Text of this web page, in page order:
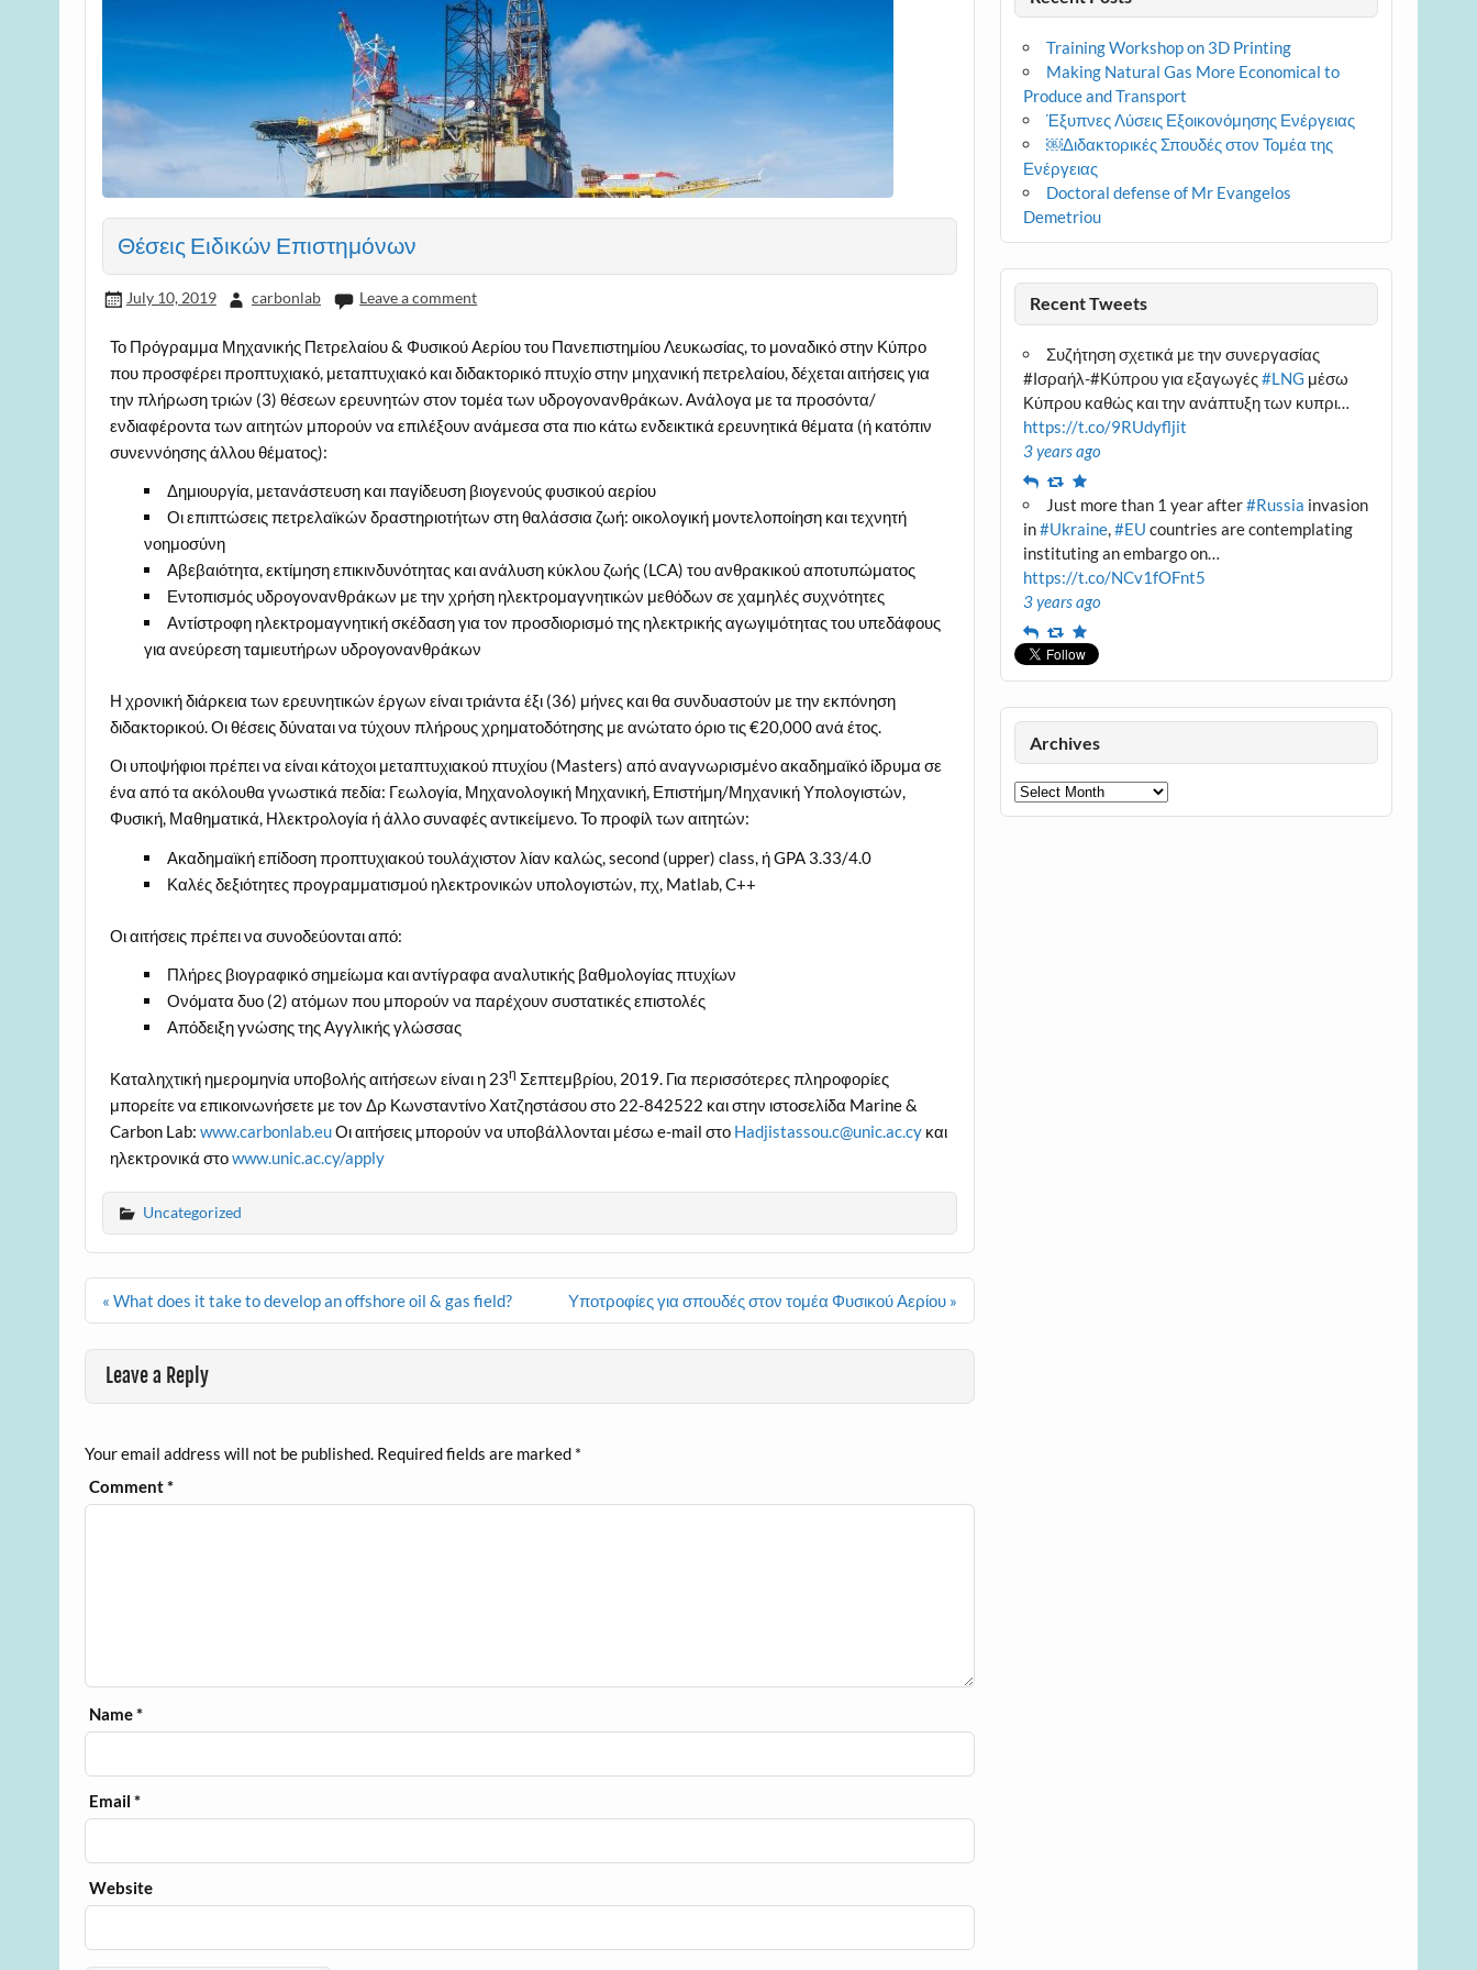
Θέσεις Ειδικών Επιστημόνων
July 10, 2019 carbonlab Leave a comment
Το Πρόγραμμα Μηχανικής Πετρελαίου & Φυσικού Αερίου του Πανεπιστημίου Λευκωσίας, το μοναδικό στην Κύπρο
που προσφέρει προπτυχιακό, μεταπτυχιακό και διδακτορικό πτυχίο στην μηχανική πετρελαίου, δέχεται αιτήσεις για
την πλήρωση τριών (3) θέσεων ερευνητών στον τομέα των υδρογονανθράκων. Ανάλογα με τα προσόντα/
ενδιαφέροντα των αιτητών μπορούν να επιλέξουν ανάμεσα στα πιο κάτω ενδεικτικά ερευνητικά θέματα (ή κατόπιν
συνεννόησης άλλου θέματος):
Δημιουργία, μετανάστευση και παγίδευση βιογενούς φυσικού αερίου
Οι επιπτώσεις πετρελαϊκών δραστηριοτήτων στη θαλάσσια ζωή: οικολογική μοντελοποίηση και τεχνητή
νοημοσύνη
Αβεβαιότητα, εκτίμηση επικινδυνότητας και ανάλυση κύκλου ζωής (LCA) του ανθρακικού αποτυπώματος
Εντοπισμός υδρογονανθράκων με την χρήση ηλεκτρομαγνητικών μεθόδων σε χαμηλές συχνότητες
Αντίστροφη ηλεκτρομαγνητική σκέδαση για τον προσδιορισμό της ηλεκτρικής αγωγιμότητας του υπεδάφους
για ανεύρεση ταμιευτήρων υδρογονανθράκων
Η χρονική διάρκεια των ερευνητικών έργων είναι τριάντα έξι (36) μήνες και θα συνδυαστούν με την εκπόνηση
διδακτορικού. Οι θέσεις δύναται να τύχουν πλήρους χρηματοδότησης με ανώτατο όριο τις €20,000 ανά έτος.
Οι υποψήφιοι πρέπει να είναι κάτοχοι μεταπτυχιακού πτυχίου (Masters) από αναγνωρισμένο ακαδημαϊκό ίδρυμα σε
ένα από τα ακόλουθα γνωστικά πεδία: Γεωλογία, Μηχανολογική Μηχανική, Επιστήμη/Μηχανική Υπολογιστών,
Φυσική, Μαθηματικά, Ηλεκτρολογία ή άλλο συναφές αντικείμενο. Το προφίλ των αιτητών:
Ακαδημαϊκή επίδοση προπτυχιακού τουλάχιστον λίαν καλώς, second (upper) class, ή GPA 3.33/4.0
Καλές δεξιότητες προγραμματισμού ηλεκτρονικών υπολογιστών, πχ, Matlab, C++
Οι αιτήσεις πρέπει να συνοδεύονται από:
Πλήρες βιογραφικό σημείωμα και αντίγραφα αναλυτικής βαθμολογίας πτυχίων
Ονόματα δυο (2) ατόμων που μπορούν να παρέχουν συστατικές επιστολές
Απόδειξη γνώσης της Αγγλικής γλώσσας
Καταληχτική ημερομηνία υποβολής αιτήσεων είναι η 23η Σεπτεμβρίου, 2019. Για περισσότερες πληροφορίες
μπορείτε να επικοινωνήσετε με τον Δρ Κωνσταντίνο Χατζηστάσου στο 22-842522 και στην ιστοσελίδα Marine &
Carbon Lab:www.carbonlab.euΟι αιτήσεις μπορούν να υποβάλλονται μέσω e-mail στο Hadjistassou.c@unic.ac.cy και
ηλεκτρονικά στοwww.unic.ac.cy/apply
Uncategorized
Post
« What does it take to develop an offshore oil & gas field? Υποτροφίες για σπουδές στον τομέα Φυσικού Αερίου »
Leave a Reply
Your email address will not be published. Required fields are marked *
Comment*
Name*
Email*
Website
Training Workshop on 3D Printing
Making Natural Gas More Economical to
Produce and Transport
Έξυπνες Λύσεις Εξοικονόμησης Ενέργειας
￼Διδακτορικές Σπουδές στον Τομέα της
Ενέργειας
Doctoral defense of Mr Evangelos
Demetriou
Recent Tweets
Συζήτηση σχετικά με την συνεργασίας
#Ισραήλ-#Κύπρου για εξαγωγές#LNG μέσω
Κύπρου καθώς και την ανάπτυξη των κυπρι…
https://t.co/9RUdyfljit
3 years ago
ReplyRetweet
Favourite
Just more than 1 year after#Russia invasion
in#Ukraine,#EU countries are contemplating
instituting an embargo on…
https://t.co/NCv1fOFnt5
3 years ago
ReplyRetweet
Favourite
Archives
Archives